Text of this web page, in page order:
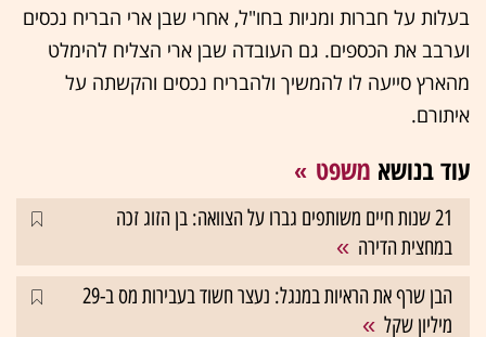
בעלות על חברות ומניות בחו"ל, אחרי שבן ארי הבריח נכסים
וערבב את הכספים. גם העובדה שבן ארי הצליח להימלט
מהארץ סייעה לו להמשיך ולהבריח נכסים והקשתה על
איתורם.
עוד בנושא משפט
21 שנות חיים משותפים גברו על הצוואה: בן הזוג זכה
במחצית הדירה
הבן שרף את הראיות במנגל: נעצר חשוד בעבירות מס ב-29
מיליון שקל